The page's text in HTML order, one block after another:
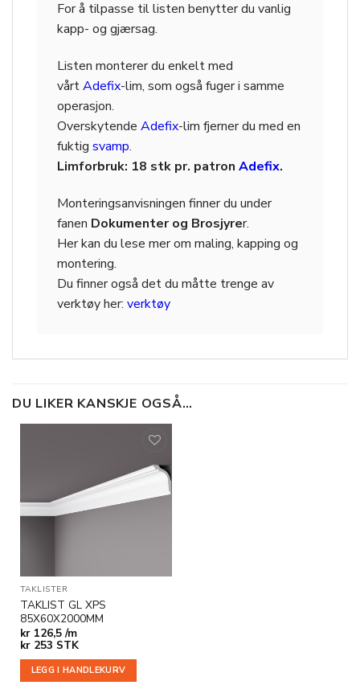
For å tilpasse til listen benytter du vanlig
kapp- og gjærsag.
Listen monterer du enkelt med
vårtAdefix-lim, som også fuger i samme
operasjon.
Overskytende Adefix-lim fjerner du med en
fuktig svamp.
Limforbruk: 18 stk pr. patron Adefix.
Monteringsanvisningen finner du under
fanen Dokumenter og Brosjyrer.
Her kan du lese mer om maling, kapping og
montering.
Du finner også det du måtte trenge av
verktøy her: verktøy
DU LIKER KANSKJE OGSÅ…
Legg til
ønskeliste
TAKLISTER
TAKLIST GL XPS
85X60X2000MM
kr126,5 /m
kr253 STK
LEGG I HANDLEKURV